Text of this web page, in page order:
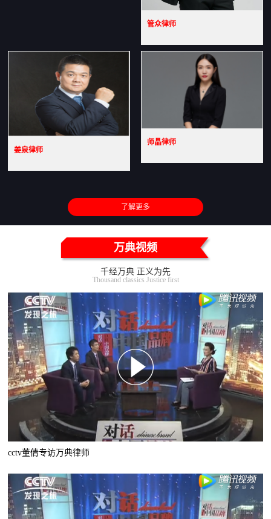
管众律师
姜泉律师
师晶律师
了解更多
万典视频
千经万典 正义为先
Thousand classics Justice first
cctv董倩专访万典律师